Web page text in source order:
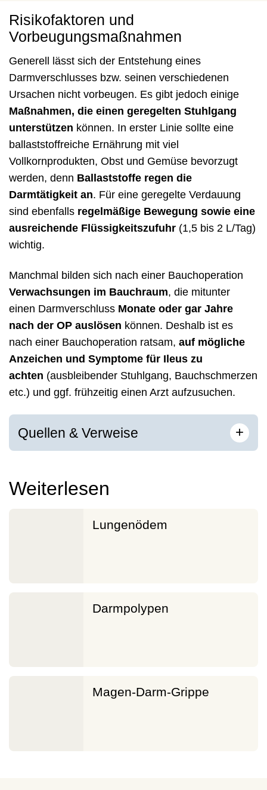
Risikofaktoren und
Vorbeugungsmaßnahmen
Generell lässt sich der Entstehung eines
Darmverschlusses bzw. seinen verschiedenen
Ursachen nicht vorbeugen. Es gibt jedoch einige
Maßnahmen, die einen geregelten Stuhlgang
unterstützen können. In erster Linie sollte eine
ballaststoffreiche Ernährung mit viel
Vollkornprodukten, Obst und Gemüse bevorzugt
werden, denn Ballaststoffe regen die
Darmtätigkeit an. Für eine geregelte Verdauung
sind ebenfalls regelmäßige Bewegung sowie eine
ausreichende Flüssigkeitszufuhr (1,5 bis 2 L/Tag)
wichtig.
Manchmal bilden sich nach einer Bauchoperation
Verwachsungen im Bauchraum, die mitunter
einen Darmverschluss Monate oder gar Jahre
nach der OP auslösen können. Deshalb ist es
nach einer Bauchoperation ratsam, auf mögliche
Anzeichen und Symptome für Ileus zu
achten (ausbleibender Stuhlgang, Bauchschmerzen
etc.) und ggf. frühzeitig einen Arzt aufzusuchen.
Quellen & Verweise +
Weiterlesen
Lungenödem
Darmpolypen
Magen-Darm-Grippe